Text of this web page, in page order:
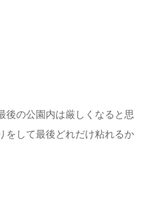
の公園内は厳しくなると思
をして最後どれだけ粘れるか